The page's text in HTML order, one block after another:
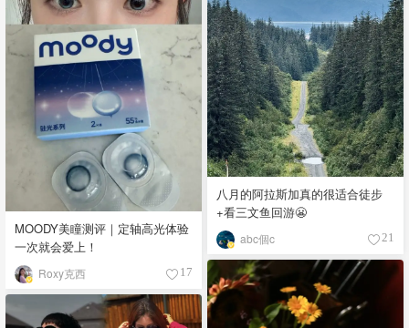
八月的阿拉斯加真的很适合徒步
+看三文鱼回游😬
abc個c 21
MOODY美瞳测评｜定轴高光体验
一次就会爱上！
Roxy克西 17